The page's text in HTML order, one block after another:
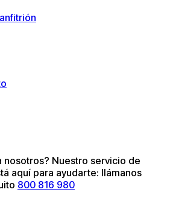
nosotros? Nuestro servicio de
aquí para ayudarte: llámanos
800 816 980